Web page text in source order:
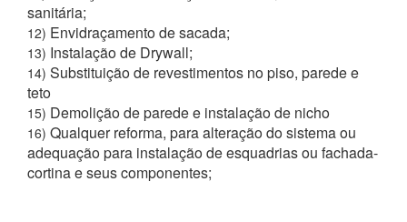
sanitária;
12) Envidraçamento de sacada;
13) Instalação de Drywall;
14) Substituição de revestimentos no piso, parede e
teto
15) Demolição de parede e instalação de nicho
16) Qualquer reforma, para alteração do sistema ou
adequação para instalação de esquadrias ou fachada-
cortina e seus componentes;